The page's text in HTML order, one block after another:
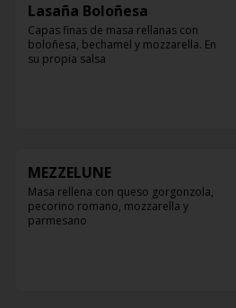
Lasaña Boloñesa
Capas finas de masa rellanas con
boloñesa, bechamel y mozzarella. En
su propia salsa
MEZZELUNE
Masa rellena con queso gorgonzola,
pecorino romano, mozzarella y
parmesano